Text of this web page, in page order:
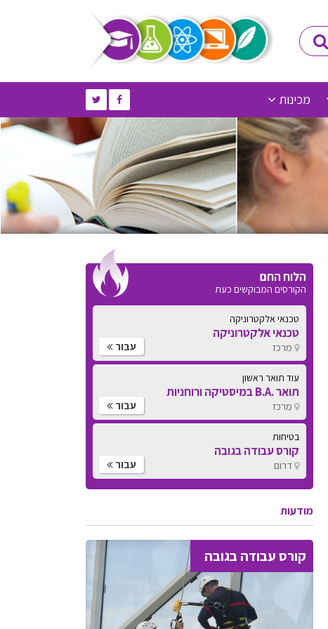
מכינות
הלוח החם
הקורסים המבוקשים כעת
טכנאי אלקטרוניקה
טכנאי אלקטרוניקה
מרכז עבור
עוד תואר ראשון
תואר .B.A במיסטיקה ורוחניות
מרכז עבור
בטיחות
קורס עבודה בגובה
דרום עבור
מודעות
קורס עבודה בגובה